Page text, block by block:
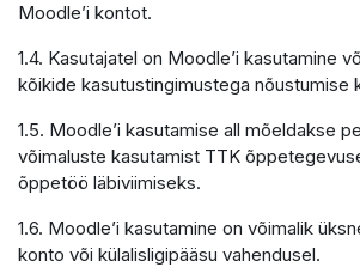
Moodle’i kontot.
1.4. Kasutajatel on Moodle’i kasutamine
kõikide kasutustingimustega nõustumise
1.5. Moodle’i kasutamise all mõeldakse
võimaluste kasutamist TTK
õppetöö läbiviimiseks.
1.6. Moodle’i kasutamine on võimalik
konto või külalisligipääsu vahendusel.